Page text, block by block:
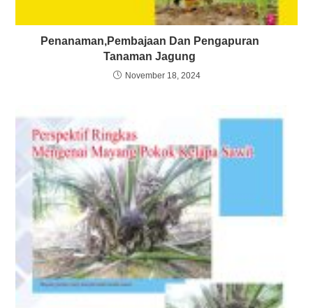
Penanaman,Pembajaan Dan Pengapuran
Tanaman Jagung
November 18, 2024